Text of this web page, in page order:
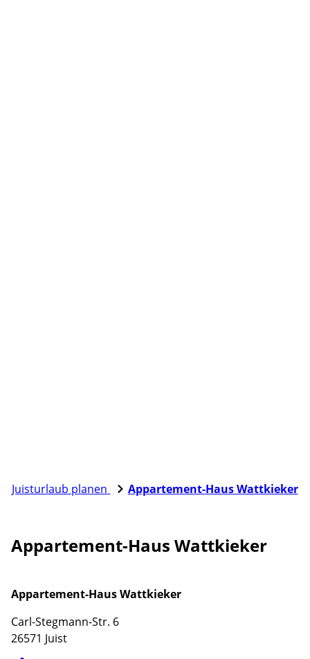
Juisturlaub planen Appartement-Haus Wattkieker
Appartement-Haus Wattkieker
Appartement-Haus Wattkieker
Carl-Stegmann-Str. 6
26571 Juist